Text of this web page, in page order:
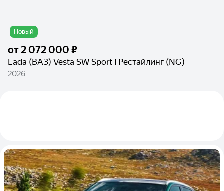
Новый
от2 072 000 ₽
Lada (ВАЗ) Vesta SW Sport I Рестайлинг (NG)
2026